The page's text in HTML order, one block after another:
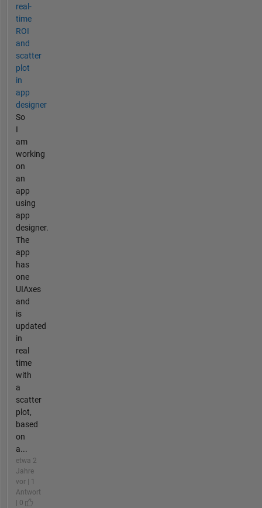
real-
time
ROI
and
scatter
plot
in
app
designer
So
I
am
working
on
an
app
using
app
designer.
The
app
has
one
UIAxes
and
is
updated
in
real
time
with
a
scatter
plot,
based
on
a...
etwa 2
Jahre
vor | 1
Antwort
| 0